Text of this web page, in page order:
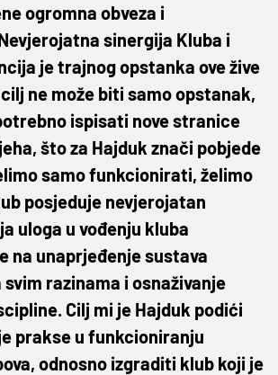
ogromna obveza i
sinergija Kluba i
je trajnog opstanka ove žive
ne može biti samo opstanak,
ispisati nove stranice
što za Hajduk znači pobjede
samo funkcionirati, želimo
posjeduje nevjerojatan
uloga u vođenju kluba
na unaprjeđenje sustava
razinama i osnaživanje
Cilj mi je Hajduk podići
prakse u funkcioniranju
odnosno izgraditi klub koji je